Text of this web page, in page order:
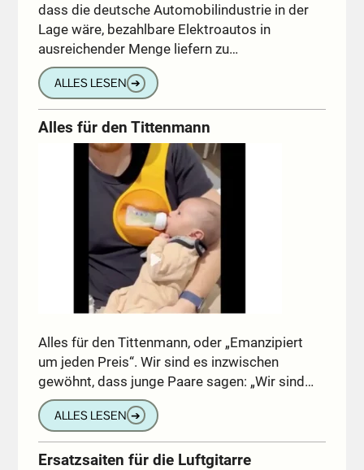
dass die deutsche Automobilindustrie in der
Lage wäre, bezahlbare Elektroautos in
ausreichender Menge liefern zu…
ALLES LESEN ➔
Alles für den Tittenmann
Alles für den Tittenmann, oder „Emanzipiert
um jeden Preis“. Wir sind es inzwischen
gewöhnt, dass junge Paare sagen: „Wir sind…
ALLES LESEN ➔
Ersatzsaiten für die Luftgitarre